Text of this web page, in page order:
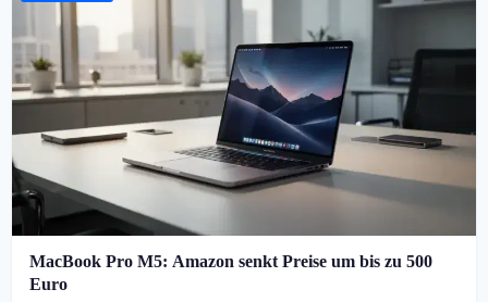
MacBook Pro M5: Amazon senkt Preise um bis zu 500
Euro